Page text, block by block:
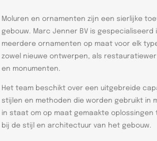
Moluren en ornamenten zijn een sierlijke
gebouw. Marc Jenner BV is gespecialiseerd
meerdere ornamenten op maat voor elk
zowel nieuwe ontwerpen, als
en monumenten.
Het team beschikt over een uitgebreide
stijlen en methoden die worden gebruikt in
in staat om op maat gemaakte oplossingen
bij de stijl en architectuur van het gebouw.